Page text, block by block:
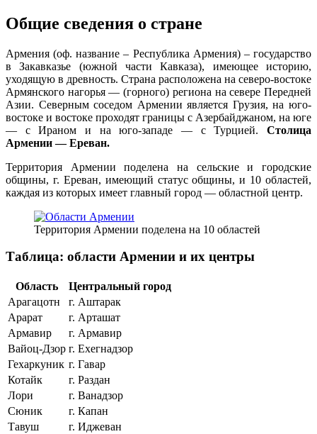
Общие сведения о стране
Армения (оф. название­ ­­– Республика Армения) ­­– государство
в Закавказье (южной части Кавказа), имеющее историю,
уходящую в древность. Страна расположена на северо-востоке
Армянского нагорья — (горного) региона на севере Передней
Азии. Северным соседом Армении является Грузия, на юго-
востоке и востоке проходят границы с Азербайджаном, на юге
— с Ираном и на юго-западе — с Турцией. Столица
Армении — Ереван.
Территория Армении поделена на сельские и городские
общины, г. Ереван, имеющий статус общины, и 10 областей,
каждая из которых имеет главный город — областной центр.
Территория Армении поделена на 10 областей
Таблица: области Армении и их центры
Область
Центральный город
Арагацотн
г. Аштарак
Арарат
г. Арташат
Армавир
г. Армавир
Вайоц-Дзор г. Ехегнадзор
Гехаркуник г. Гавар
Котайк
г. Раздан
Лори
г. Ванадзор
Сюник
г. Капан
Тавуш
г. Иджеван